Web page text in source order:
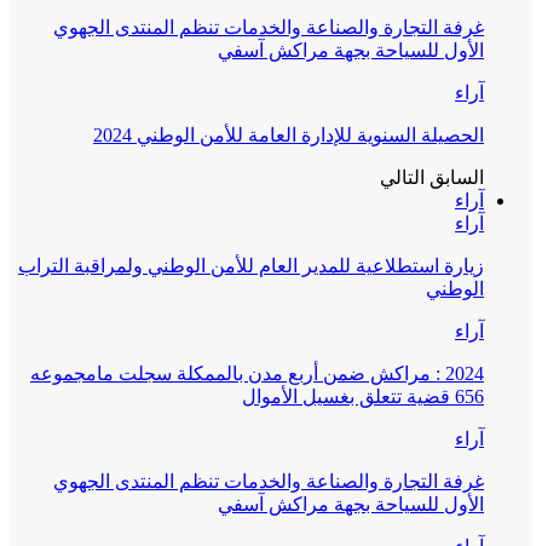
غرفة التجارة والصناعة والخدمات تنظم المنتدى الجهوي
الأول للسياحة بجهة مراكش آسفي
آراء
الحصيلة السنوية للإدارة العامة للأمن الوطني 2024
السابق التالي
آراء
آراء
زيارة استطلاعية للمدير العام للأمن الوطني ولمراقبة التراب
الوطني
آراء
2024 : مراكش ضمن أربع مدن بالممكلة سجلت مامجموعه
656 قضية تتعلق بغسيل الأموال
آراء
غرفة التجارة والصناعة والخدمات تنظم المنتدى الجهوي
الأول للسياحة بجهة مراكش آسفي